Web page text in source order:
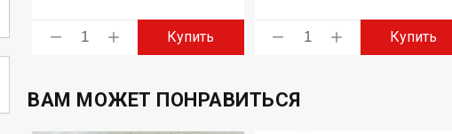
Купить Купить
ВАМ МОЖЕТ ПОНРАВИТЬСЯ